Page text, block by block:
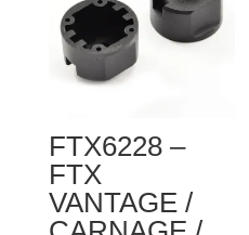
CARNAGE
OUTLAW
BANZAI
GEARBOX
HOUSING
SET
FTX6228 –
FTX
VANTAGE /